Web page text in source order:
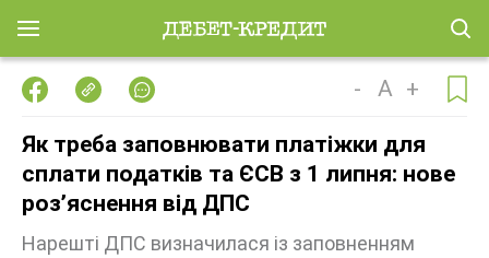
- A +
Як треба заповнювати платіжки для
сплати податків та ЄСВ з 1 липня: нове
розʼяснення від ДПС
Нарешті ДПС визначилася із заповненням